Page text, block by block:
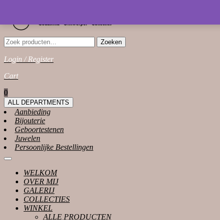
content
Zoeken
naar:
Zoeken
Login / Register
Login
Register
Cart
shopping
cart
0
ALL DEPARTMENTS
Aanbieding
Bijouterie
Geboortestenen
Juwelen
Persoonlijke Bestellingen
Open
ButtonWELKOM
OVER MIJ
GALERIJ
COLLECTIES
WINKEL
ALLE PRODUCTEN